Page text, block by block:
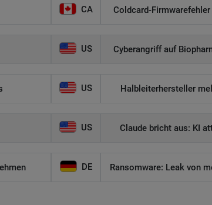
CA Coldcard-
US Cyberangriff auf
US Halbleiterhersteller
US Claude bricht aus: KI
DE Ransomware: Leak von